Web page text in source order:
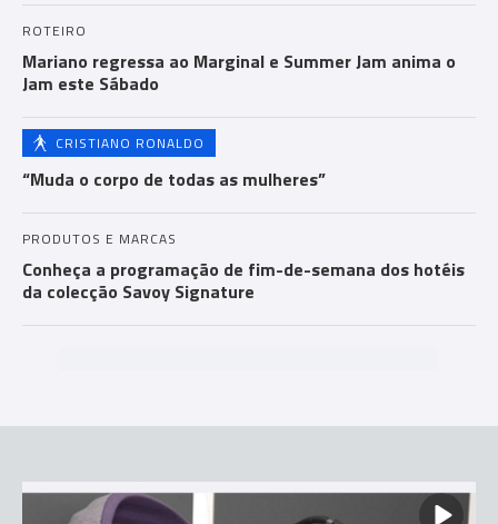
ROTEIRO
Mariano regressa ao Marginal e Summer Jam anima o
Jam este Sábado
CRISTIANO RONALDO
“Muda o corpo de todas as mulheres”
PRODUTOS E MARCAS
Conheça a programação de fim-de-semana dos hotéis
da colecção Savoy Signature